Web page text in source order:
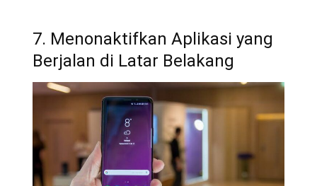
7. Menonaktifkan Aplikasi yang
Berjalan di Latar Belakang